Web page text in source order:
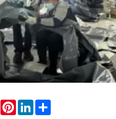
WhatsAppPinterestLinkedIn